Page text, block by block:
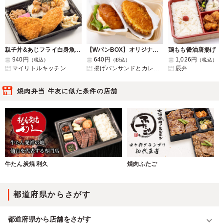
親子丼&あじフライ白身魚弁当
940円
（税込）
マイリトルキッチン
【WパンBOX】オリジナルカレーパン&ハムたまごサンド
640円
（税込）
揚げパンサンドとカレーパンYES!
鶏もも醤油唐揚げ
1,026円
（税込）
辰弁
焼肉弁当 牛友に似た条件の店舗
牛たん炭焼 利久 焼肉ふたご
都道府県からさがす
都道府県から店舗をさがす